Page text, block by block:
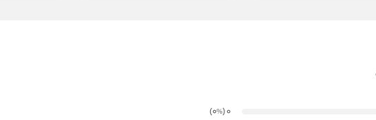
0
(0
%
)